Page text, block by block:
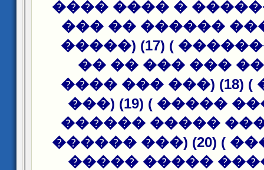
������ ������� �
������: (���
��� ��� ������� ) (17) (�����
������ �� ���
�������� ) (18) (��� ��� ����
��� ������ ����� ) (19) (���
���� ������
��� ��� ���� ) (20) (��� ������
���� ������